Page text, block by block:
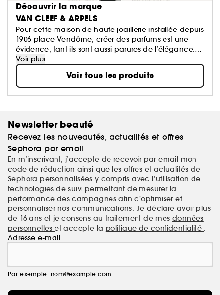
Découvrir la marque
VAN CLEEF & ARPELS
Pour cette maison de haute joaillerie installée depuis
1906 place Vendôme, créer des parfums est une
évidence, tant ils sont aussi parures de l’élégance.
La fragrance se pose comme un bijou, au creux
d’un poignet, près du lobe d’une oreille, autour du
cou : joyau olfactif par excellence.
Voir plus
Voir tous les produits
Newsletter beauté
Recevez les nouveautés, actualités et offres
Sephora par email
En m’inscrivant, j’accepte de recevoir par email mon
code de réduction ainsi que les offres et actualités de
Sephora personnalisées y compris avec l’utilisation de
technologies de suivi permettant de mesurer la
performance des campagnes afin d'optimiser et
personnaliser nos communications. Je déclare avoir plus
de 16 ans et je consens au traitement de mes données
personnelleset accepte la politique de confidentialité .
Adresse e-mail
Par exemple: nom@example.com